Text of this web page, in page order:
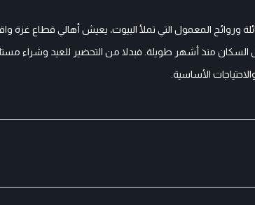
وروائح المعمول التي تملأ البيوت، يعيش أهالي قطاع غزة
السكان منذ أشهر طويلة. فبدلا من التحضير للعيد وشراء
الأساسية.